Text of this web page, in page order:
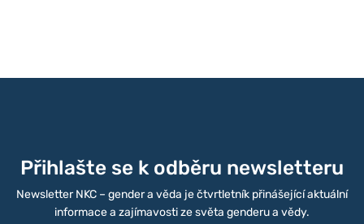
Přihlašte se k odběru newsletteru
Newsletter NKC – gender a věda je čtvrtletník přinášející aktuální
informace a zajímavosti ze světa genderu a vědy.